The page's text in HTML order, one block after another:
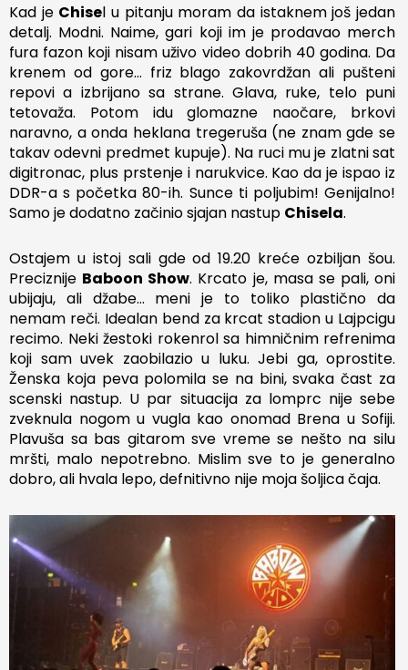
Kad je Chisel u pitanju moram da istaknem još jedan
detalj. Modni. Naime, gari koji im je prodavao merch
fura fazon koji nisam uživo video dobrih 40 godina. Da
krenem od gore… friz blago zakovrdžan ali pušteni
repovi a izbrijano sa strane. Glava, ruke, telo puni
tetovaža. Potom idu glomazne naočare, brkovi
naravno, a onda heklana tregeruša (ne znam gde se
takav odevni predmet kupuje). Na ruci mu je zlatni sat
digitronac, plus prstenje i narukvice. Kao da je ispao iz
DDR-a s početka 80-ih. Sunce ti poljubim! Genijalno!
Samo je dodatno začinio sjajan nastup Chisela.
Ostajem u istoj sali gde od 19.20 kreće ozbiljan šou.
Preciznije Baboon Show. Krcato je, masa se pali, oni
ubijaju, ali džabe… meni je to toliko plastično da
nemam reči. Idealan bend za krcat stadion u Lajpcigu
recimo. Neki žestoki rokenrol sa himničnim refrenima
koji sam uvek zaobilazio u luku. Jebi ga, oprostite.
Ženska koja peva polomila se na bini, svaka čast za
scenski nastup. U par situacija za lomprc nije sebe
zveknula nogom u vugla kao onomad Brena u Sofiji.
Plavuša sa bas gitarom sve vreme se nešto na silu
mršti, malo nepotrebno. Mislim sve to je generalno
dobro, ali hvala lepo, defnitivno nije moja šoljica čaja.